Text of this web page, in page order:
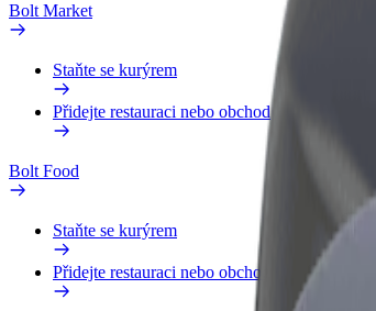
Bolt Market
Staňte se kurýrem
Přidejte restauraci nebo obchod
Bolt Food
Staňte se kurýrem
Přidejte restauraci nebo obchod